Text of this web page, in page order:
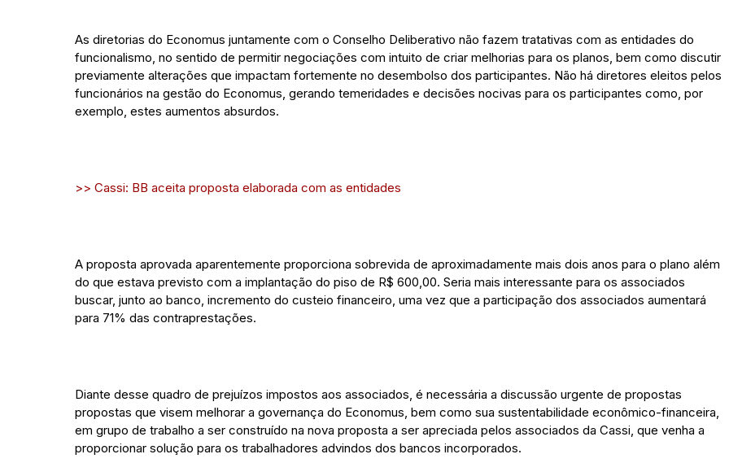
As diretorias do Economus juntamente com o Conselho Deliberativo não fazem tratativas com as entidades do
funcionalismo, no sentido de permitir negociações com intuito de criar melhorias para os planos, bem como discutir
previamente alterações que impactam fortemente no desembolso dos participantes. Não há diretores eleitos pelos
funcionários na gestão do Economus, gerando temeridades e decisões nocivas para os participantes como, por
exemplo, estes aumentos absurdos.
>> Cassi: BB aceita proposta elaborada com as entidades
A proposta aprovada aparentemente proporciona sobrevida de aproximadamente mais dois anos para o plano além
do que estava previsto com a implantação do piso de R$ 600,00. Seria mais interessante para os associados
buscar, junto ao banco, incremento do custeio financeiro, uma vez que a participação dos associados aumentará
para 71% das contraprestações.
Diante desse quadro de prejuízos impostos aos associados, é necessária a discussão urgente de propostas
propostas que visem melhorar a governança do Economus, bem como sua sustentabilidade econômico-financeira,
em grupo de trabalho a ser construído na nova proposta a ser apreciada pelos associados da Cassi, que venha a
proporcionar solução para os trabalhadores advindos dos bancos incorporados.